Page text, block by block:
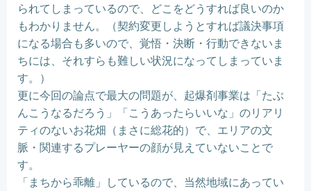
られてしまっているので、どこをどうすれば良いのか
もわかりません。（契約変更しようとすれば議決事項
になる場合も多いので、覚悟・決断・行動できないま
ちには、それすらも難しい状況になってしまっていま
す。）
更に今回の論点で最大の問題が、起爆剤事業は「たぶ
んこうなるだろう」「こうあったらいいな」のリアリ
ティのないお花畑（まさに総花的）で、エリアの文
脈・関連するプレーヤーの顔が見えていないことで
す。
「まちから乖離」しているので、当然地域にあってい